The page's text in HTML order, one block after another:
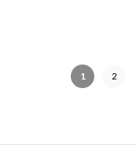
1 2